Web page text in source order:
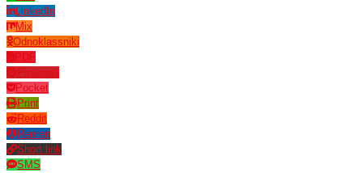
LinkedIn
Mix
Odnoklassniki
PDF
Pinterest
Pocket
Print
Reddit
Renren
Short link
SMS